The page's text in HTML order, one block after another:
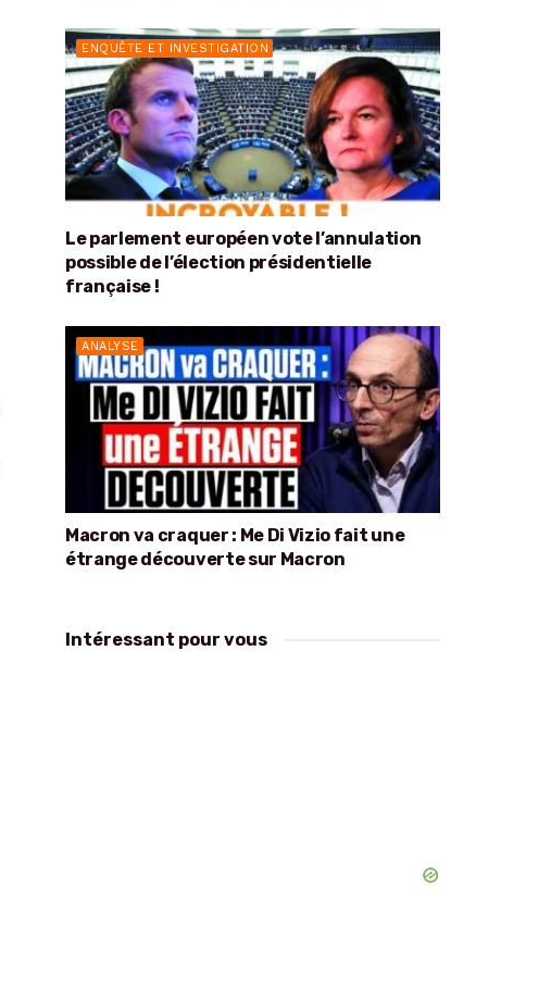
ENQUÊTE ET INVESTIGATION
Le parlement européen vote l’annulation
possible de l’élection présidentielle
française !
ANALYSE
Macron va craquer : Me Di Vizio fait une
étrange découverte sur Macron
Intéressant pour vous